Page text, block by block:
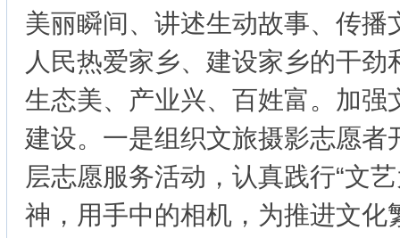
美丽瞬间、讲述生动故事、传播
人民热爱家乡、建设家乡的干
生态美、产业兴、百姓富。加强
建设。一是组织文旅摄影志愿者
层志愿服务活动，认真践行“文
神，用手中的相机，为推进文化